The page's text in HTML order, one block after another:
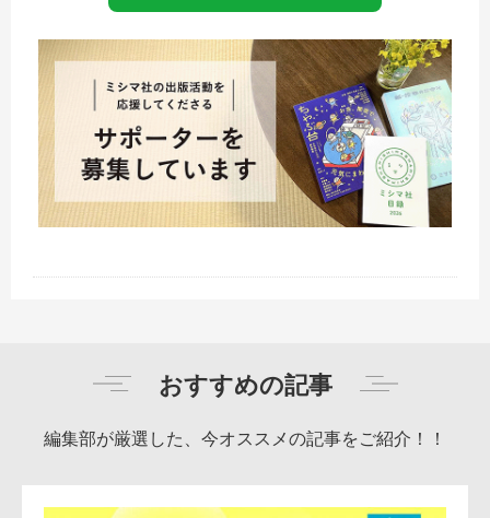
おすすめの記事
編集部が厳選した、今オススメの記事をご紹介！！